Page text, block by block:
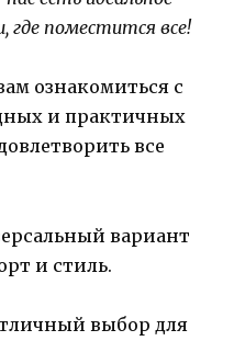
где поместится все!
ознакомиться с
и практичных
все
вариант
и стиль.
выбор для